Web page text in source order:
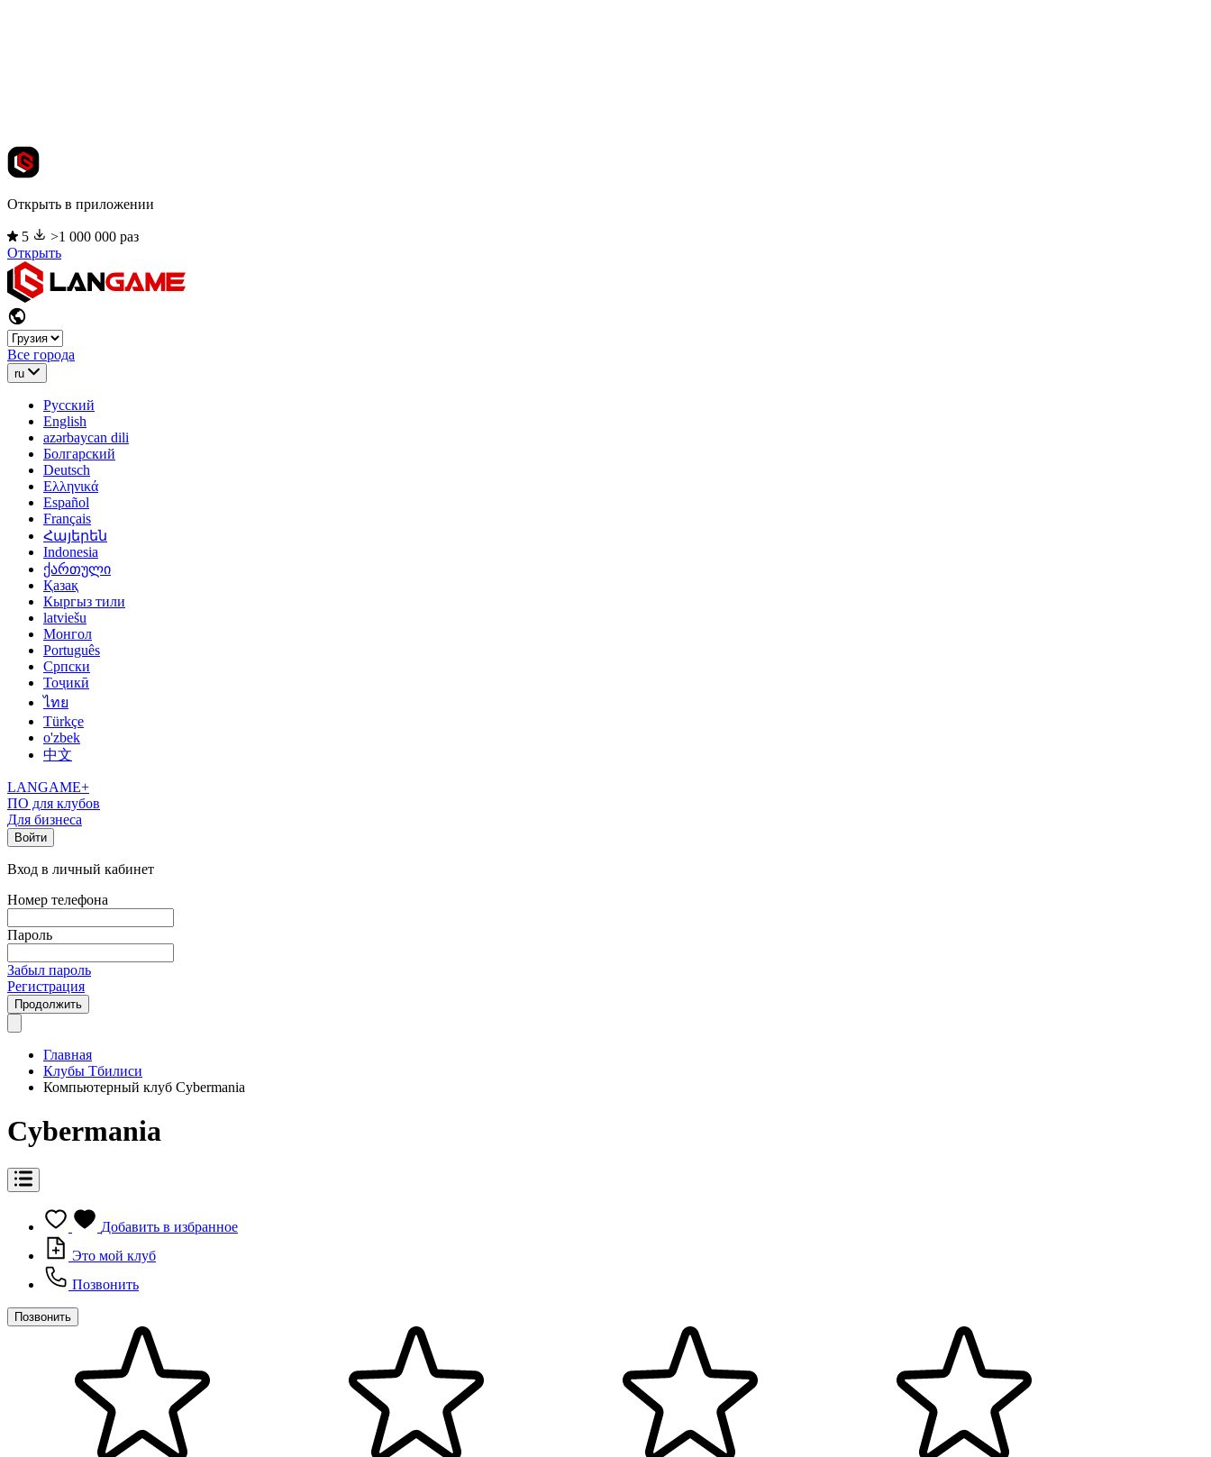
Открыть в приложении
5
>1 000 000 раз
Открыть
Все города
ru
Русский
English
azərbaycan dili
Болгарский
Deutsch
Ελληνικά
Español
Français
Հայերեն
Indonesia
ქართული
Қазақ
Кыргыз тили
latviešu
Монгол
Português
Српски
Тоҷикӣ
ไทย
Türkçe
o'zbek
中文
LANGAME+
ПО для клубов
Для бизнеса
Войти
Вход в личный кабинет
Номер телефона
Пароль
Забыл пароль
Регистрация
Продолжить
Главная
Клубы Тбилиси
Компьютерный клуб Cybermania
Cybermania
Добавить в избранное
Это мой клуб
Позвонить
Позвонить